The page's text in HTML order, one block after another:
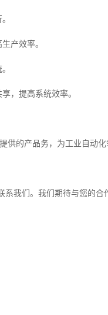
产效率。
，提高系统效率。
供的产品务，为工业自动
我们。我们期待与您的合